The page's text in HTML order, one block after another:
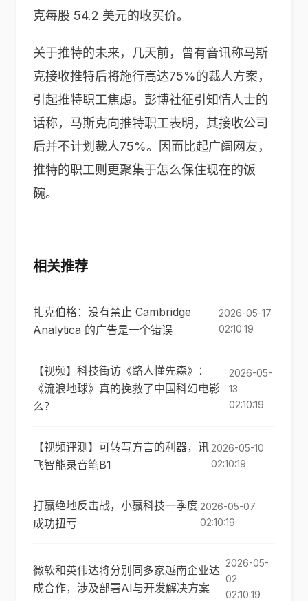
克每股 54.2 美元的收买价。
关于推特的未来，几天前，曾有音讯称马斯
克接收推特后将施行高达75%的裁人方案，
引起推特职工焦虑。彭博社征引知情人士的
话称，马斯克向推特职工表明，其接收公司
后并不计划裁人75%。因而比起广阔网友，
推特的职工则更聚集于怎么保住现在的饭
碗。
相关推荐
扎克伯格：没有禁止 Cambridge
Analytica 的广告是一个错误
2026-05-17
02:10:19
【视频】科技街访《路人懂先森》：
《流浪地球》真的挽救了中国科幻电影
么？
2026-05-
13
02:10:19
【视频评测】可转写方言的利器，讯
飞智能录音笔B1
2026-05-10
02:10:19
打赢绝地反击战，小赢科技一季度
成功扭亏
2026-05-07
02:10:19
微软和英伟达将分别同多家越南企业达
成合作，涉及部署AI与开发解决方案
2026-05-
02
02:10:19